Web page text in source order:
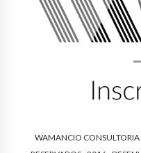
WAMANCIO CONSULTORIA